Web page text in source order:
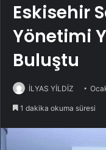
Eskisehir
Yönetimi
Buluştu
İLYAS YİLDİZ
1 dakika okuma süresi